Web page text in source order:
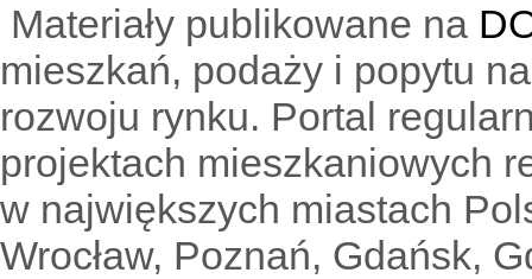
Materiały publikowane na
mieszkań, podaży i popytu
rozwoju rynku. Portal
projektach mieszkaniowych
w największych miastach
Wrocław, Poznań, Gdańsk,